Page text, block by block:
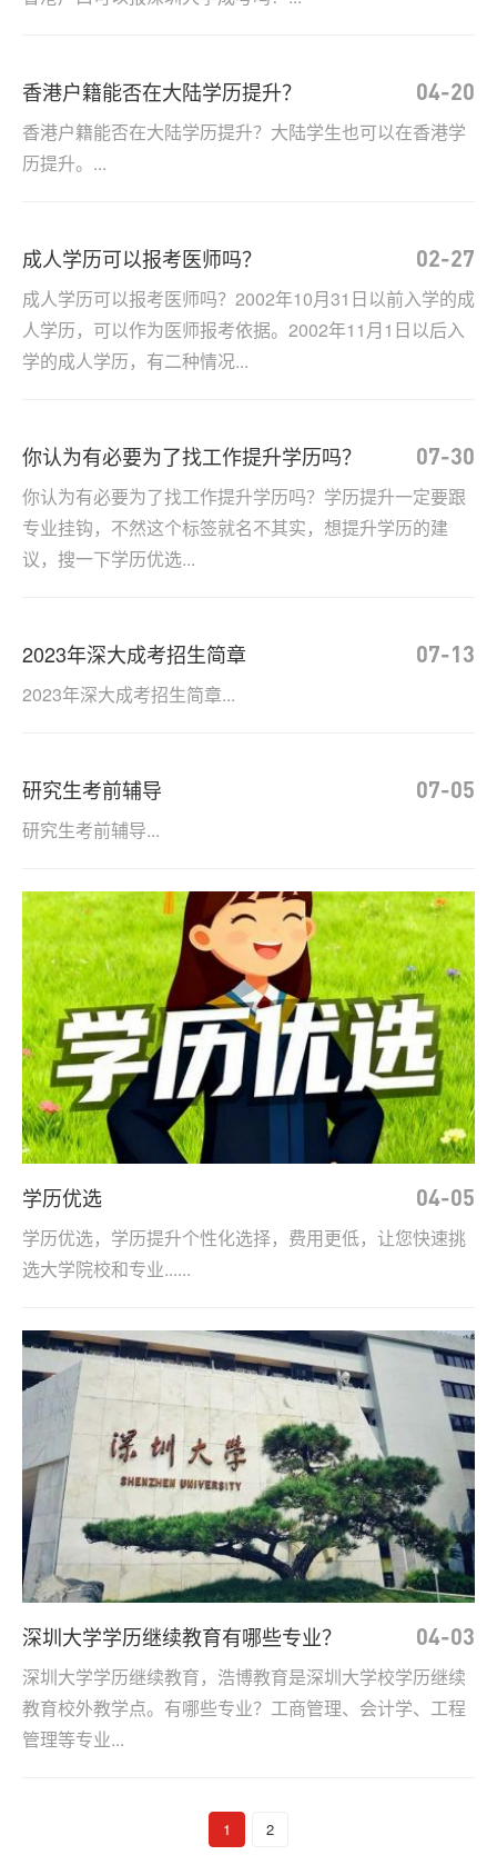
香港户籍能否在大陆学历提升？ 04-20
香港户籍能否在大陆学历提升？大陆学生也可以在香港学
历提升。...
成人学历可以报考医师吗？ 02-27
成人学历可以报考医师吗？2002年10月31日以前入学的成
人学历，可以作为医师报考依据。2002年11月1日以后入
学的成人学历，有二种情况...
你认为有必要为了找工作提升学历吗？ 07-30
你认为有必要为了找工作提升学历吗？学历提升一定要跟
专业挂钩，不然这个标签就名不其实，想提升学历的建
议，搜一下学历优选...
2023年深大成考招生简章 07-13
2023年深大成考招生简章...
研究生考前辅导 07-05
研究生考前辅导...
学历优选 04-05
学历优选，学历提升个性化选择，费用更低，让您快速挑
选大学院校和专业......
深圳大学学历继续教育有哪些专业？ 04-03
深圳大学学历继续教育，浩博教育是深圳大学校学历继续
教育校外教学点。有哪些专业？工商管理、会计学、工程
管理等专业...
1 2